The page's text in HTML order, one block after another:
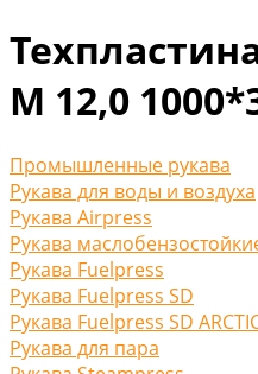
М 12,0
Промышленные рукава
Рукава для воды и воздуха
Рукава Airpress
Рукава
Рукава Fuelpress
Рукава Fuelpress SD
Рукава Fuelpress SD
Рукава для пара